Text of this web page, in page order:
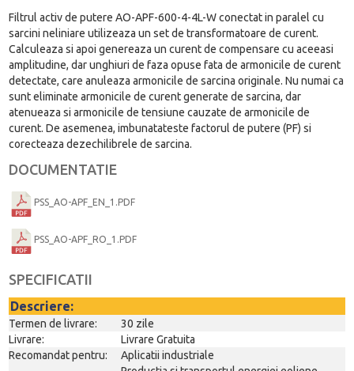
Filtrul activ de putere AO-APF-600-4-4L-W conectat in paralel cu
sarcini neliniare utilizeaza un set de transformatoare de curent.
Calculeaza si apoi genereaza un curent de compensare cu aceeasi
amplitudine, dar unghiuri de faza opuse fata de armonicile de curent
detectate, care anuleaza armonicile de sarcina originale. Nu numai ca
sunt eliminate armonicile de curent generate de sarcina, dar
atenueaza si armonicile de tensiune cauzate de armonicile de
curent. De asemenea, imbunatateste factorul de putere (PF) si
corecteaza dezechilibrele de sarcina.
DOCUMENTATIE
PSS_AO-APF_EN_1.PDF
PSS_AO-APF_RO_1.PDF
SPECIFICATII
Descriere:
Termen de livrare:
30 zile
Livrare:
Livrare Gratuita
Recomandat pentru:
Aplicatii industriale